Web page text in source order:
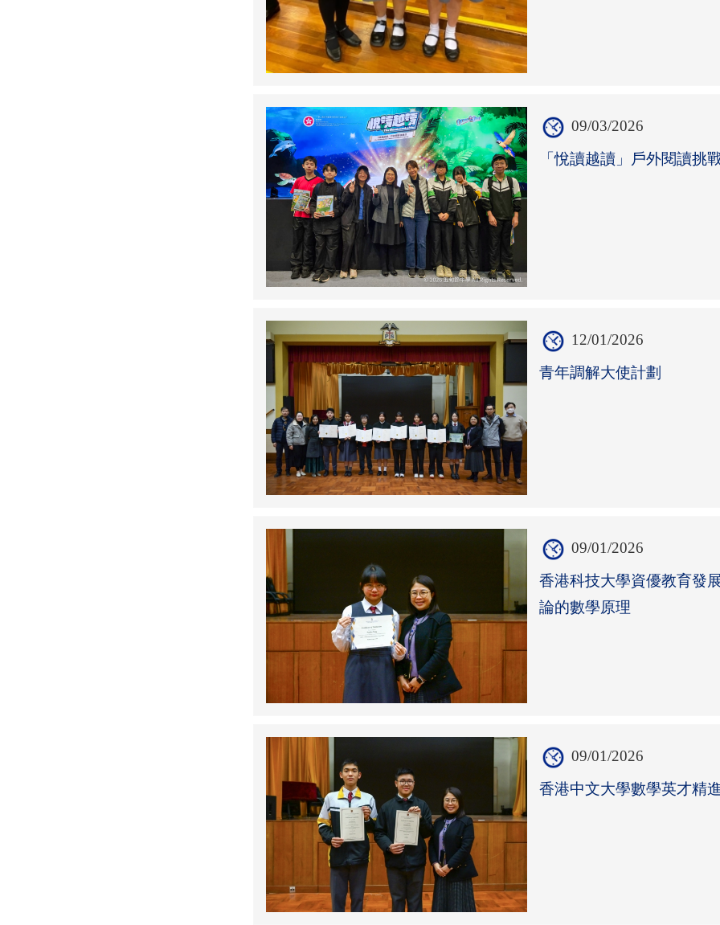
09/03/2026
「悅讀越讀」戶外閱讀挑
12/01/2026
青年調解大使計劃
09/01/2026
香港科技大學資優教育發
論的數學原理
09/01/2026
香港中文大學數學英才精